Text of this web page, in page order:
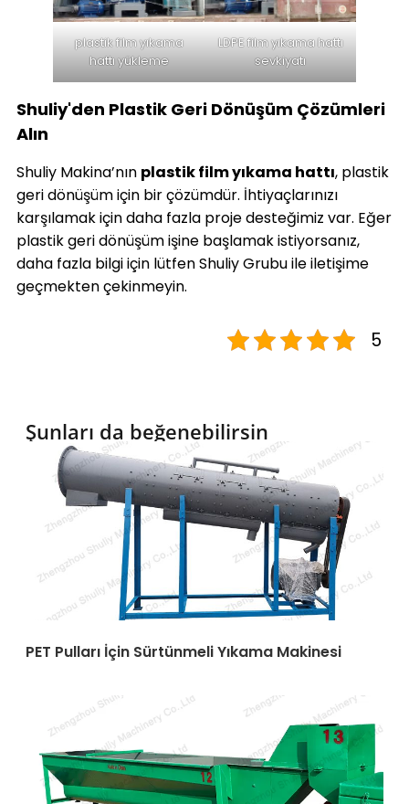
plastik film yıkama
hattı yükleme
LDPE film yıkama hattı
sevkiyatı
Shuliy'den Plastik Geri Dönüşüm Çözümleri
Alın
Shuliy Makina’nın plastik film yıkama hattı, plastik
geri dönüşüm için bir çözümdür. İhtiyaçlarınızı
karşılamak için daha fazla proje desteğimiz var. Eğer
plastik geri dönüşüm işine başlamak istiyorsanız,
daha fazla bilgi için lütfen Shuliy Grubu ile iletişime
geçmekten çekinmeyin.
5
Şunları da beğenebilirsin
PET Pulları İçin Sürtünmeli Yıkama Makinesi